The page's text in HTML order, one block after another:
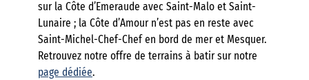
sur la Côte d’Emeraude avec Saint-Malo et Saint-
Lunaire ; la Côte d’Amour n’est pas en reste avec
Saint-Michel-Chef-Chef en bord de mer et Mesquer.
Retrouvez notre offre de terrains à batir sur notre
page dédiée.